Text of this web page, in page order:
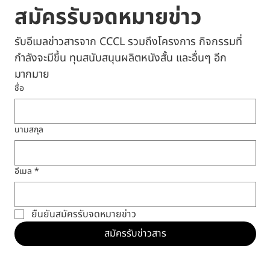
สมัครรับจดหมายข่าว
รับอีเมลข่าวสารจาก CCCL รวมถึงโครงการ กิจกรรมที่
กำลังจะมีขึ้น ทุนสนับสนุนผลิตหนังสั้น และอื่นๆ อีก
มากมาย
ชื่อ
นามสกุล
อีเมล *
ยืนยันสมัครรับจดหมายข่าว
สมัครรับข่าวสาร